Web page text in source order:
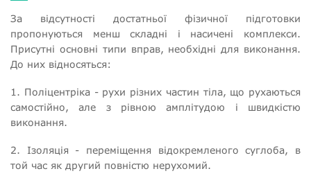
За відсутності достатньої фізичної підготовки
пропонуються менш складні і насичені комплекси.
Присутні основні типи вправ, необхідні для виконання.
До них відносяться:
1. Поліцентріка - рухи різних частин тіла, що рухаються
самостійно, але з рівною амплітудою і швидкістю
виконання.
2. Ізоляція - переміщення відокремленого суглоба, в
той час як другий повністю нерухомий.